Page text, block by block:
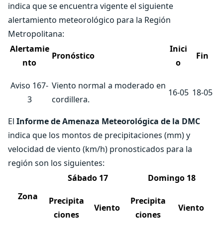
indica que se encuentra vigente el siguiente
alertamiento meteorológico para la Región
Metropolitana:
Alertamie
nto
Pronóstico
Inici
o
Fin
Aviso 167-
3
Viento normal a moderado en
cordillera.
16-05 18-05
El Informe de Amenaza Meteorológica de la DMC
indica que los montos de precipitaciones (mm) y
velocidad de viento (km/h) pronosticados para la
región son los siguientes:
Zona
Sábado 17 Domingo 18
Precipita
ciones
Viento
Precipita
ciones
Viento